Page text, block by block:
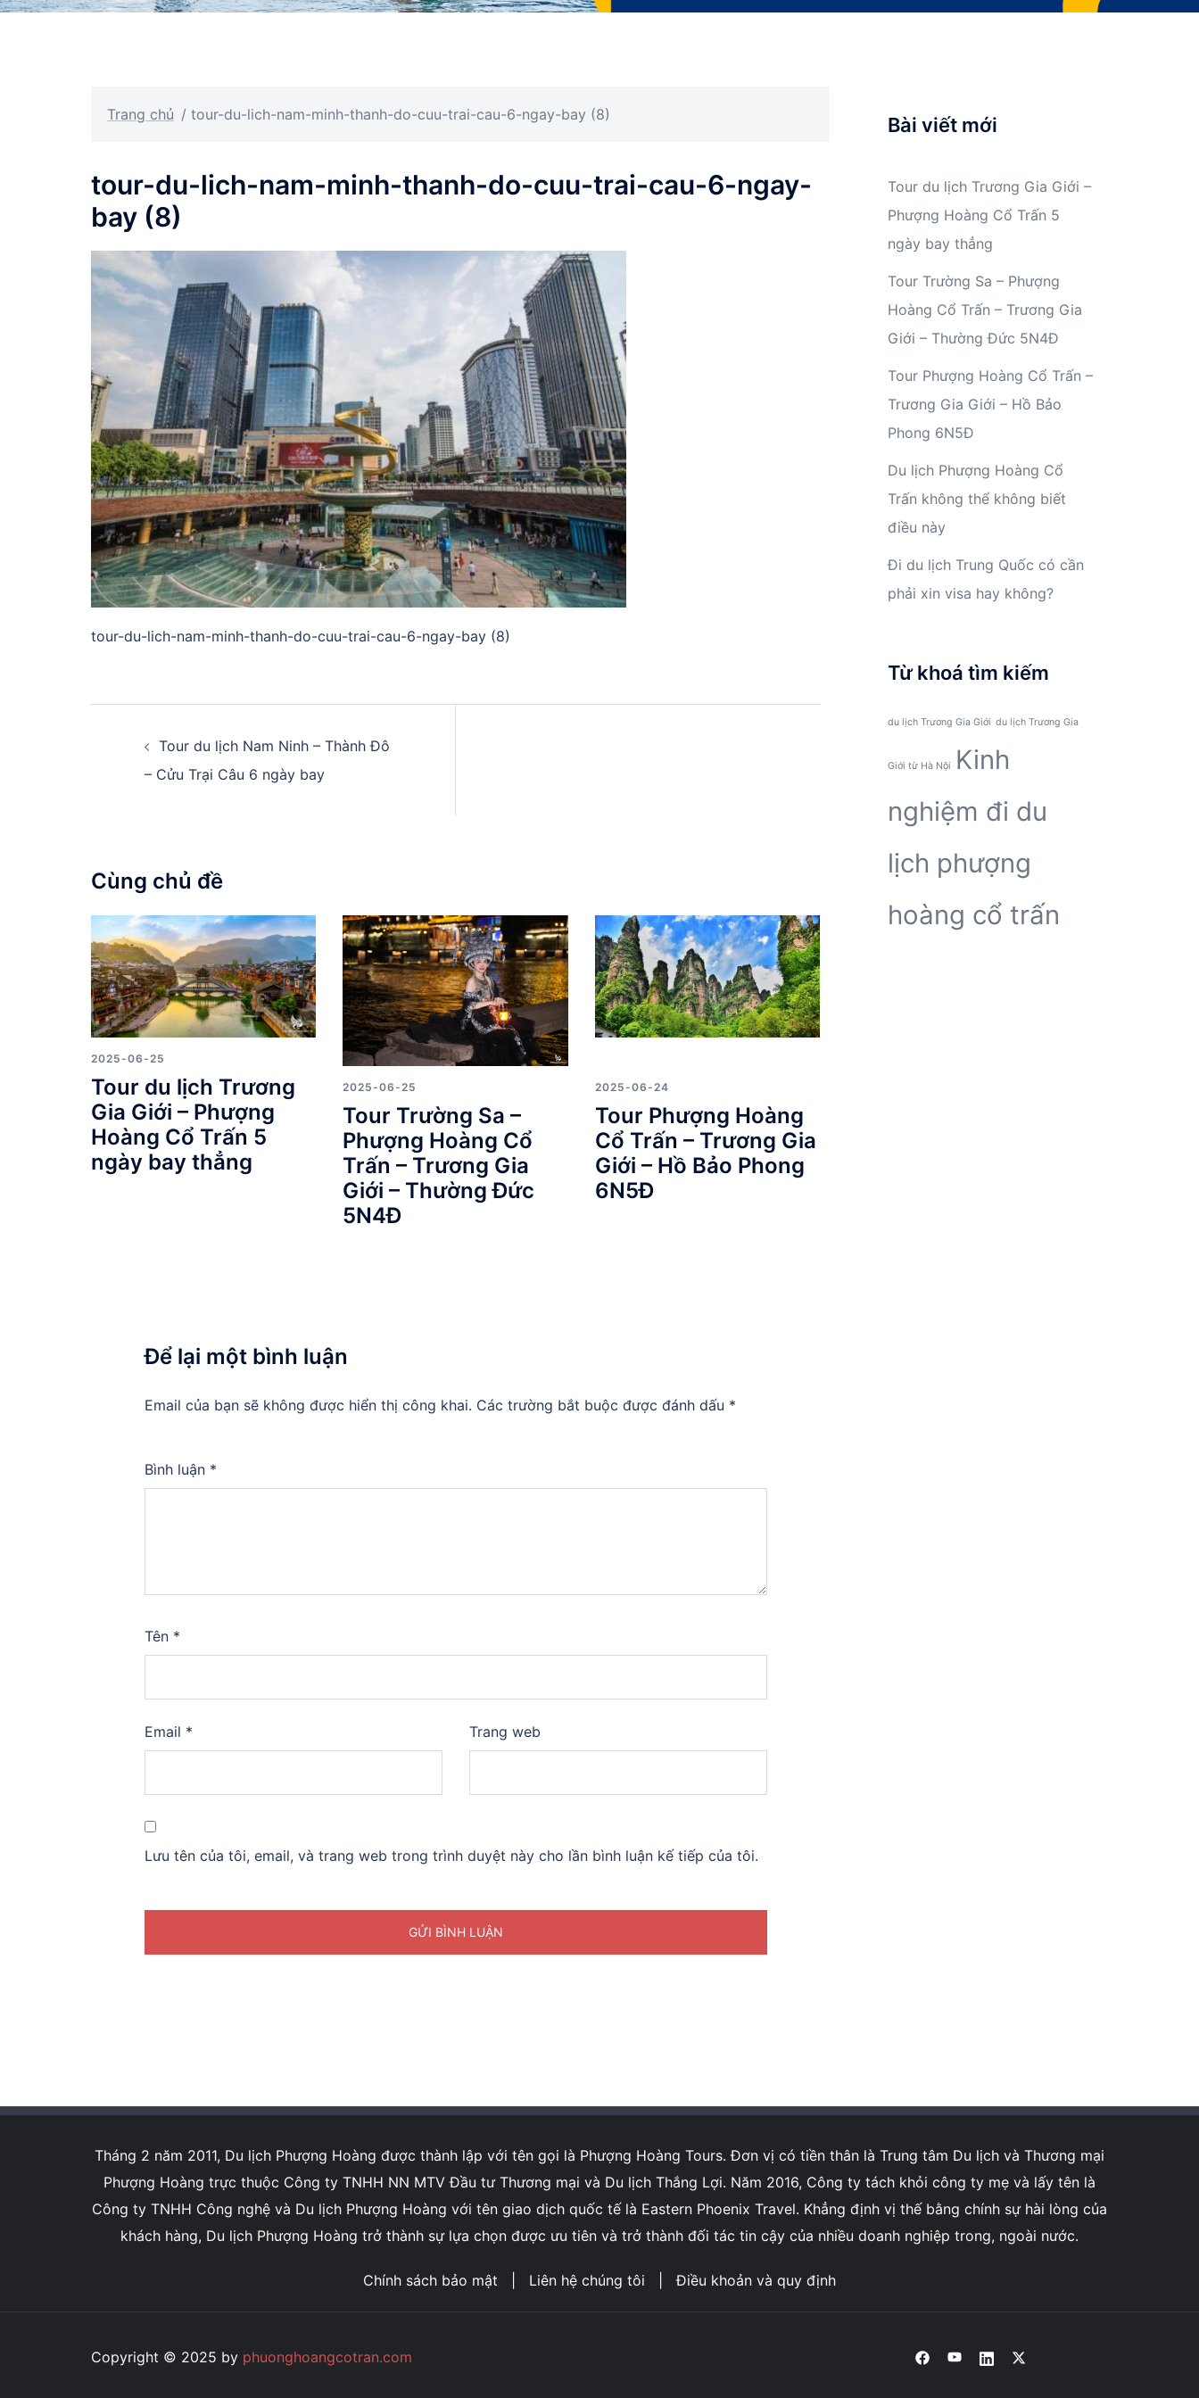
Trang chủ / tour-du-lich-nam-minh-thanh-do-cuu-trai-cau-6-ngay-bay (8)
tour-du-lich-nam-minh-thanh-do-cuu-trai-cau-6-ngay-
bay (8)
tour-du-lich-nam-minh-thanh-do-cuu-trai-cau-6-ngay-bay (8)
hướngTour du lịch Nam Ninh – Thành Đô
– Cửu Trại Câu 6 ngày bay
Cùng chủ đề
2025-06-25
Tour du lịch Trương
Gia Giới – Phượng
Hoàng Cổ Trấn 5
ngày bay thẳng
2025-06-25
Tour Trường Sa –
Phượng Hoàng Cổ
Trấn – Trương Gia
Giới – Thường Đức
5N4Đ
2025-06-24
Tour Phượng Hoàng
Cổ Trấn – Trương Gia
Giới – Hồ Bảo Phong
6N5Đ
Để lại một bình luận
Email của bạn sẽ không được hiển thị công khai. Các trường bắt buộc được đánh dấu *
Bình luận *
Tên *
Email * Trang web
Lưu tên của tôi, email, và trang web trong trình duyệt này cho lần bình luận kế tiếp của tôi.
Bài viết mới
Tour du lịch Trương Gia Giới –
Phượng Hoàng Cổ Trấn 5
ngày bay thẳng
Tour Trường Sa – Phượng
Hoàng Cổ Trấn – Trương Gia
Giới – Thường Đức 5N4Đ
Tour Phượng Hoàng Cổ Trấn –
Trương Gia Giới – Hồ Bảo
Phong 6N5Đ
Du lịch Phượng Hoàng Cổ
Trấn không thể không biết
điều này
Đi du lịch Trung Quốc có cần
phải xin visa hay không?
Từ khoá tìm kiếm
du lịch Trương Gia Giới du lịch Trương Gia
Giới từ Hà Nội
Kinh
nghiệm đi du
lịch phượng
hoàng cổ trấn
Tháng 2 năm 2011, Du lịch Phượng Hoàng được thành lập với tên gọi là Phượng Hoàng Tours. Đơn vị có tiền thân là Trung tâm Du lịch và Thương mại
Phượng Hoàng trực thuộc Công ty TNHH NN MTV Đầu tư Thương mại và Du lịch Thắng Lợi. Năm 2016, Công ty tách khỏi công ty mẹ và lấy tên là
Công ty TNHH Công nghệ và Du lịch Phượng Hoàng với tên giao dịch quốc tế là Eastern Phoenix Travel. Khẳng định vị thế bằng chính sự hài lòng của
khách hàng, Du lịch Phượng Hoàng trở thành sự lựa chọn được ưu tiên và trở thành đối tác tin cậy của nhiều doanh nghiệp trong, ngoài nước.
Chính sách bảo mật Liên hệ chúng tôi |Điều khoản và quy định
Copyright © 2025 by phuonghoangcotran.com